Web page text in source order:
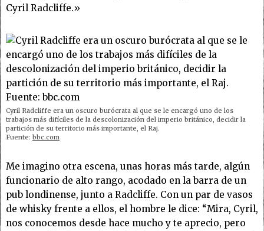
Cyril Radcliffe.»
Cyril Radcliffe era un oscuro burócrata al que se le encargó uno de los
trabajos más difíciles de la descolonización del imperio británico, decidir la
partición de su territorio más importante, el Raj.
Fuente: bbc.com
Me imagino otra escena, unas horas más tarde, algún
funcionario de alto rango, acodado en la barra de un
pub londinense, junto a Radcliffe. Con un par de vasos
de whisky frente a ellos, el hombre le dice: “Mira, Cyril,
nos conocemos desde hace mucho y te aprecio, pero